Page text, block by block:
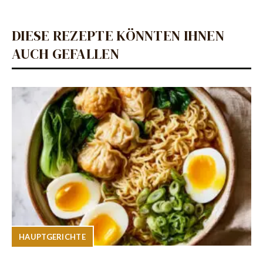
DIESE REZEPTE KÖNNTEN IHNEN
AUCH GEFALLEN
HAUPTGERICHTE